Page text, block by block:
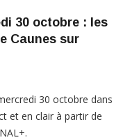
30 octobre : les
Caunes sur
30 octobre dans
et en clair à partir de